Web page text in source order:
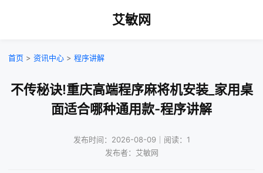
艾敏网
首页 > 资讯中心 > 程序讲解
不传秘诀!重庆高端程序麻将机安装_家用桌
面适合哪种通用款-程序讲解
发布时间：2026-08-09｜阅读：1
发布者：艾敏网